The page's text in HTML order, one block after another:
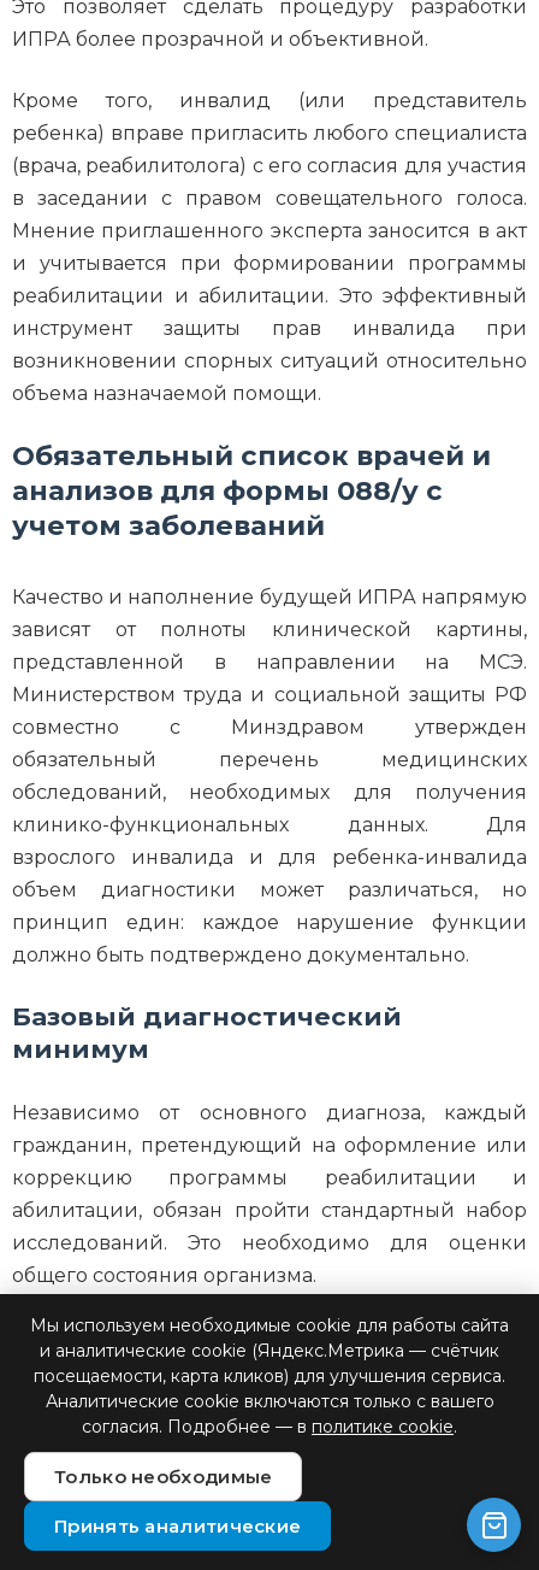
Это позволяет сделать процедуру разработки
ИПРА более прозрачной и объективной.
Кроме того, инвалид (или представитель
ребенка) вправе пригласить любого специалиста
(врача, реабилитолога) с его согласия для участия
в заседании с правом совещательного голоса.
Мнение приглашенного эксперта заносится в акт
и учитывается при формировании программы
реабилитации и абилитации. Это эффективный
инструмент защиты прав инвалида при
возникновении спорных ситуаций относительно
объема назначаемой помощи.
Обязательный список врачей и
анализов для формы 088/у с
учетом заболеваний
Качество и наполнение будущей ИПРА напрямую
зависят от полноты клинической картины,
представленной в направлении на МСЭ.
Министерством труда и социальной защиты РФ
совместно с Минздравом утвержден
обязательный перечень медицинских
обследований, необходимых для получения
клинико-функциональных данных. Для
взрослого инвалида и для ребенка-инвалида
объем диагностики может различаться, но
принцип един: каждое нарушение функции
должно быть подтверждено документально.
Базовый диагностический
минимум
Независимо от основного диагноза, каждый
гражданин, претендующий на оформление или
коррекцию программы реабилитации и
абилитации, обязан пройти стандартный набор
исследований. Это необходимо для оценки
общего состояния организма.
Лабораторные анализы: Клинический
анализ крови (срок действия 14 дней),
общий анализ мочи, биохимия крови (по
показаниям).
Инструментальные методы: Флюорография
(для лиц старше 15 лет), ЭКГ (для лиц старше
18 лет и по показаниям для детей).
Мы используем необходимые cookie для работы сайта
и аналитические cookie (Яндекс.Метрика — счётчик
посещаемости, карта кликов) для улучшения сервиса.
Аналитические cookie включаются только с вашего
согласия. Подробнее — в политике cookie.
Только необходимые
Принять аналитические